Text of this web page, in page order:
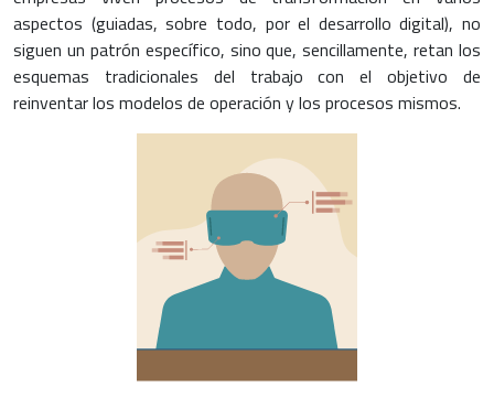
aspectos (guiadas, sobre todo, por el desarrollo digital), no
siguen un patrón específico, sino que, sencillamente, retan los
esquemas tradicionales del trabajo con el objetivo de
reinventar los modelos de operación y los procesos mismos.